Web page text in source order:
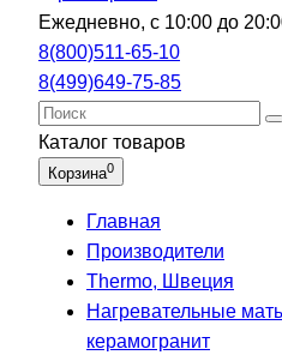
Ежедневно, с 10:00 до
8(800)511-65-10
8(499)649-75-85
Каталог товаров
Корзина0
Главная
Производители
Thermo, Швеция
Нагревательные
керамогранит